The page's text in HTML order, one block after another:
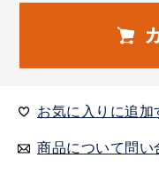
お気に入りに追加
商品について問い